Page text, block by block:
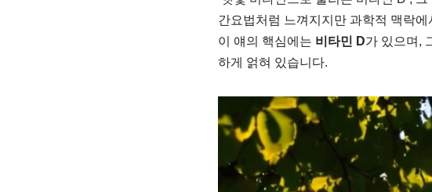
간요법처럼 느껴지지만 과학적 맥락
이 얘의 핵심에는 비타민 D가 있으며,
하게 얽혀 있습니다.